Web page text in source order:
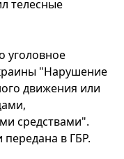
телесные
уголовное
"Нарушение
движения или
средствами".
в ГБР.